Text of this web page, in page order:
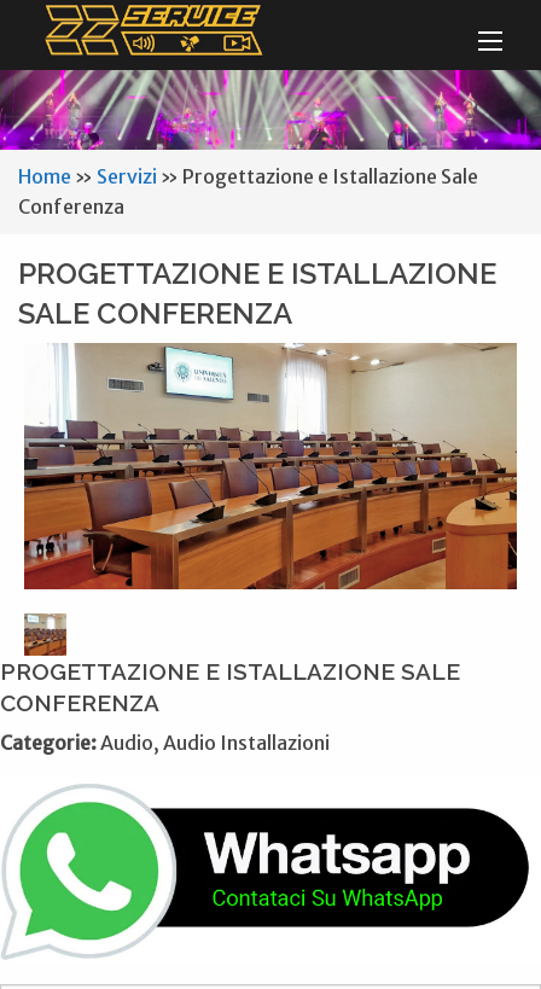
Home » Servizi » Progettazione e Istallazione Sale
Conferenza
PROGETTAZIONE E ISTALLAZIONE
SALE CONFERENZA
PROGETTAZIONE E ISTALLAZIONE SALE
CONFERENZA
Categorie:Audio, Audio Installazioni